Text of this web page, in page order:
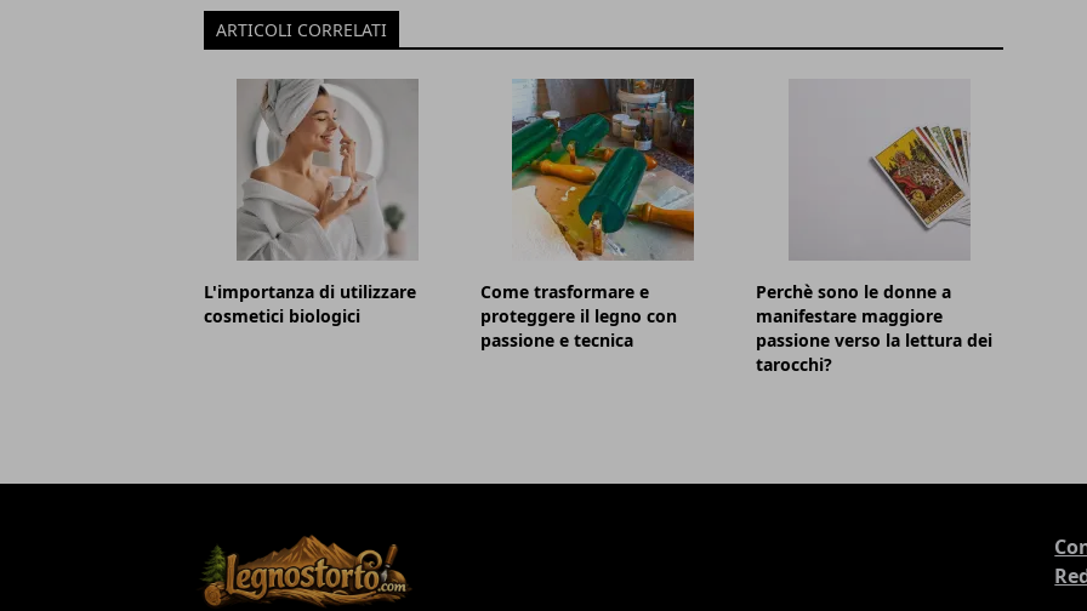
ARTICOLI CORRELATI
L'importanza di utilizzare
cosmetici biologici
Come trasformare e
proteggere il legno con
passione e tecnica
Perchè sono le donne a
manifestare maggiore
passione verso la lettura dei
tarocchi?